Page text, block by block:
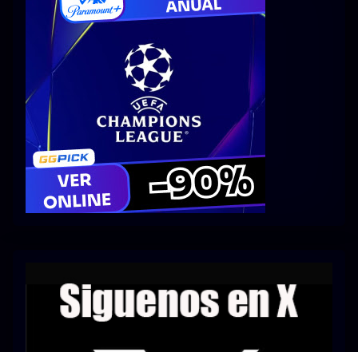
Series 1080p 60 FPS
¿COMO DESCARGAR?
TIPOS DE CALIDADES
VIP